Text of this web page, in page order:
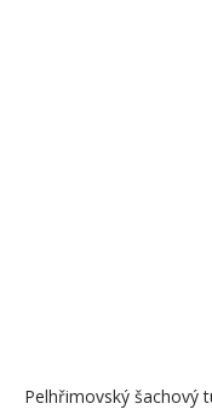
Pelhřimovský šachový